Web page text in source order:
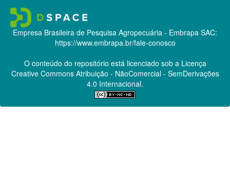
Empresa Brasileira de Pesquisa Agropecuária - Embrapa SAC:
https://www.embrapa.br/fale-conosco
O conteúdo do repositório está licenciado sob a Licença
Creative CommonsAtribuição - NãoComercial - SemDerivações
4.0 Internacional.